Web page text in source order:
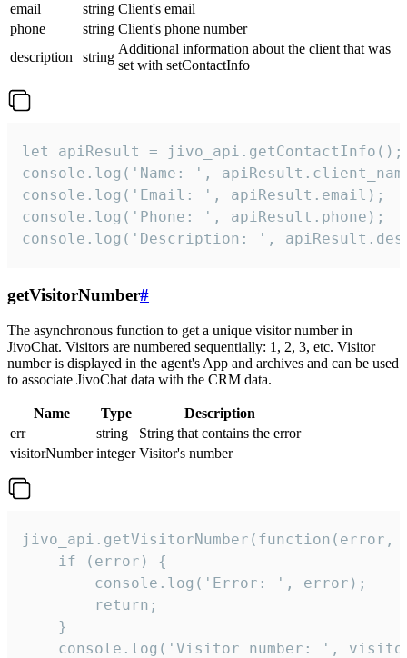
email
string Client's email
phone
string Client's phone number
description
string
Additional information about the client that was
set with setContactInfo
let apiResult = jivo_api.getContactInfo();
console.log('Name: ',
console.log('Email: ', apiResult.email);
console.log('Phone: ', apiResult.phone);
console.log('Description: ',
getVisitorNumber#
The asynchronous function to get a unique visitor number in
JivoChat. Visitors are numbered sequentially: 1, 2, 3, etc. Visitor
number is displayed in the agent's App and archives and can be used
to associate JivoChat data with the CRM data.
Name Type
Description
err
string
String that contains the error
visitorNumber integer Visitor's number
jivo_api.getVisitorNumber(function(error,
    if (error) {
        console.log('Error: ', error);
        return;
    }
console.log('Visitor number: ',